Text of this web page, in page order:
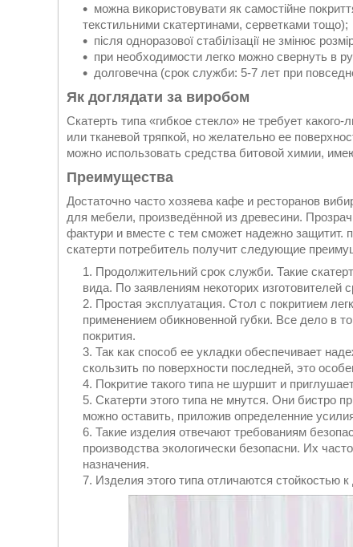
можна використовувати як самостійне
текстильними скатертинами, серветками тощо);
після одноразової стабілізації не змінює
при необходимости легко можно свернуть в
долговечна (срок служби: 5-7 лет при
Як доглядати за виробом
Скатерть типа «гибкое стекло» не требует
или тканевой тряпкой, но желательно ее
можно использовать средства битовой химии,
Преимущества
Достаточно часто хозяева кафе и ресторанов
для мебели, произведённой из древесини.
фактури и вместе с тем сможет надежно защитит.
скатерти потребитель получит следующие
Продолжительний срок служби. Такие
вида. По заявлениям некоторих изготовителей
Простая эксплуатация. Стол с покритием
применением обикновенной губки. Все дело в
покрития.
Так как способ ее укладки обеспечивает
скользить по поверхности последней, это
Покритие такого типа не шуршит и
Скатерти этого типа не мнутся. Они бистро
можно оставить, приложив определенние
Такие изделия отвечают требованиям
производства экологически безопасни. Их
назначения.
Изделия этого типа отличаются стойкостью